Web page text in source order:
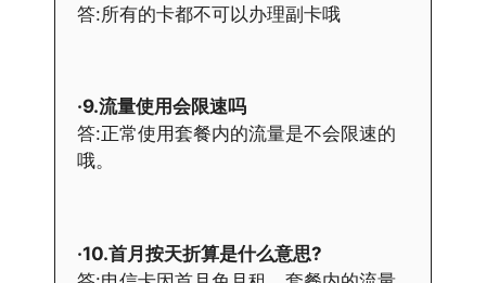
答:所有的卡都不可以办理副卡哦
·9.流量使用会限速吗
答:正常使用套餐内的流量是不会限速的
哦。
·10.首月按天折算是什么意思?